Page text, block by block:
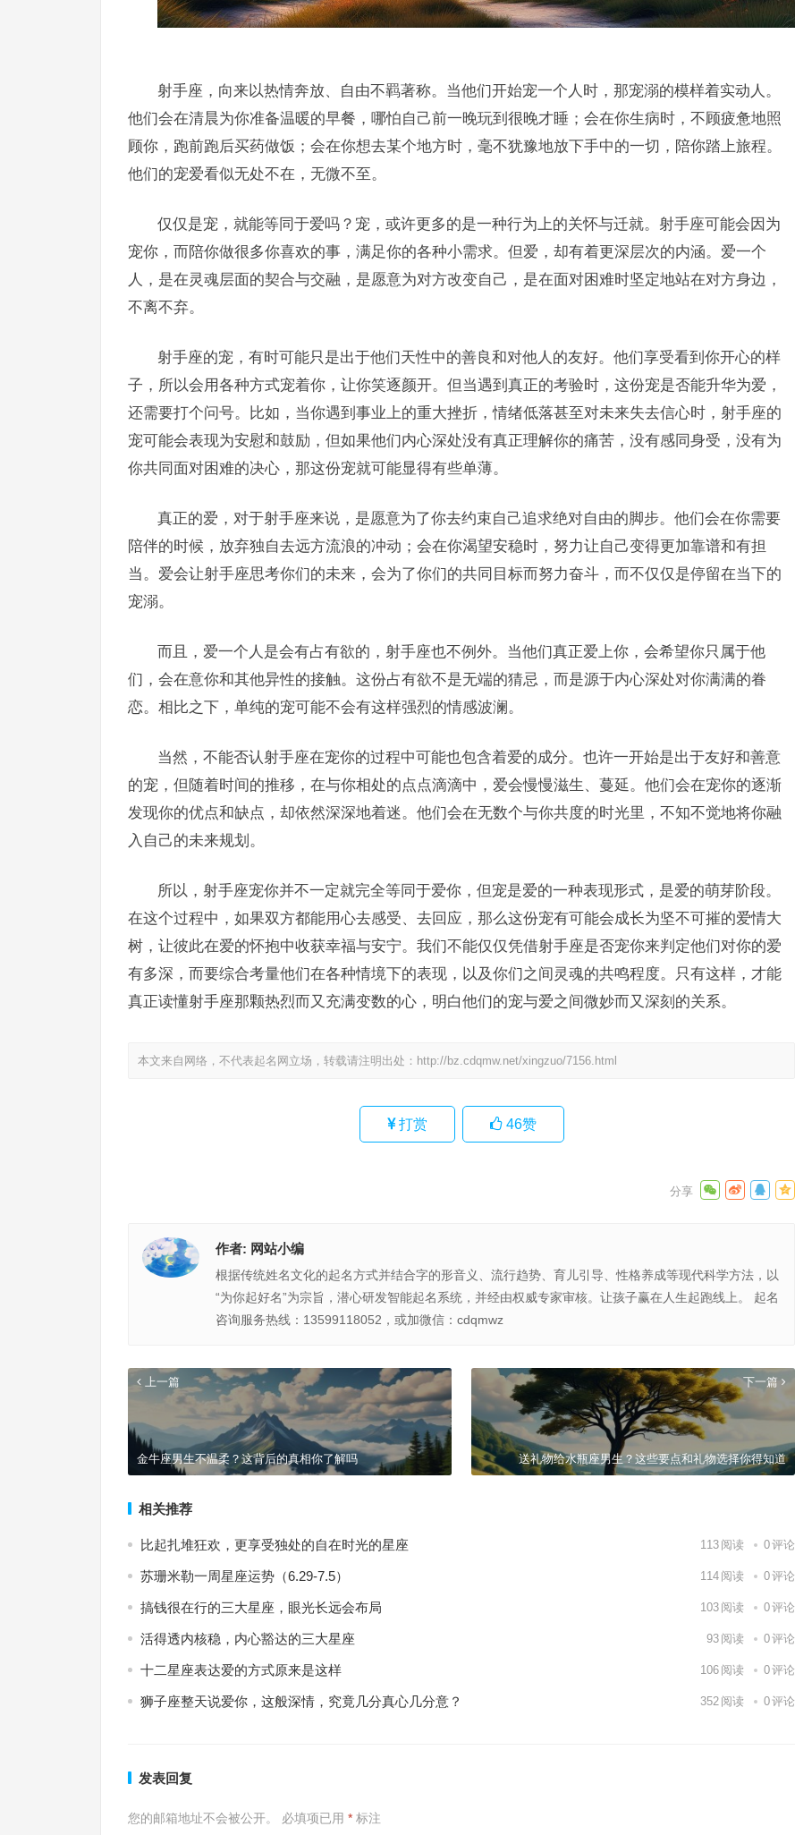
射手座，向来以热情奔放、自由不羁著称。当他们开始宠一个人时，那宠溺的模样着实动人。
他们会在清晨为你准备温暖的早餐，哪怕自己前一晚玩到很晚才睡；会在你生病时，不顾疲惫地照
顾你，跑前跑后买药做饭；会在你想去某个地方时，毫不犹豫地放下手中的一切，陪你踏上旅程。
他们的宠爱看似无处不在，无微不至。
仅仅是宠，就能等同于爱吗？宠，或许更多的是一种行为上的关怀与迁就。射手座可能会因为
宠你，而陪你做很多你喜欢的事，满足你的各种小需求。但爱，却有着更深层次的内涵。爱一个
人，是在灵魂层面的契合与交融，是愿意为对方改变自己，是在面对困难时坚定地站在对方身边，
不离不弃。
射手座的宠，有时可能只是出于他们天性中的善良和对他人的友好。他们享受看到你开心的样
子，所以会用各种方式宠着你，让你笑逐颜开。但当遇到真正的考验时，这份宠是否能升华为爱，
还需要打个问号。比如，当你遇到事业上的重大挫折，情绪低落甚至对未来失去信心时，射手座的
宠可能会表现为安慰和鼓励，但如果他们内心深处没有真正理解你的痛苦，没有感同身受，没有为
你共同面对困难的决心，那这份宠就可能显得有些单薄。
真正的爱，对于射手座来说，是愿意为了你去约束自己追求绝对自由的脚步。他们会在你需要
陪伴的时候，放弃独自去远方流浪的冲动；会在你渴望安稳时，努力让自己变得更加靠谱和有担
当。爱会让射手座思考你们的未来，会为了你们的共同目标而努力奋斗，而不仅仅是停留在当下的
宠溺。
而且，爱一个人是会有占有欲的，射手座也不例外。当他们真正爱上你，会希望你只属于他
们，会在意你和其他异性的接触。这份占有欲不是无端的猜忌，而是源于内心深处对你满满的眷
恋。相比之下，单纯的宠可能不会有这样强烈的情感波澜。
当然，不能否认射手座在宠你的过程中可能也包含着爱的成分。也许一开始是出于友好和善意
的宠，但随着时间的推移，在与你相处的点点滴滴中，爱会慢慢滋生、蔓延。他们会在宠你的逐渐
发现你的优点和缺点，却依然深深地着迷。他们会在无数个与你共度的时光里，不知不觉地将你融
入自己的未来规划。
所以，射手座宠你并不一定就完全等同于爱你，但宠是爱的一种表现形式，是爱的萌芽阶段。
在这个过程中，如果双方都能用心去感受、去回应，那么这份宠有可能会成长为坚不可摧的爱情大
树，让彼此在爱的怀抱中收获幸福与安宁。我们不能仅仅凭借射手座是否宠你来判定他们对你的爱
有多深，而要综合考量他们在各种情境下的表现，以及你们之间灵魂的共鸣程度。只有这样，才能
真正读懂射手座那颗热烈而又充满变数的心，明白他们的宠与爱之间微妙而又深刻的关系。
本文来自网络，不代表起名网立场，转载请注明出处： http://bz.cdqmw.net/xingzuo/7156.html
打赏 46赞
作者: 网站小编
根据传统姓名文化的起名方式并结合字的形音义、流行趋势、育儿引导、性格养成等现代科学方法，以
“为你起好名”为宗旨，潜心研发智能起名系统，并经由权威专家审核。让孩子赢在人生起跑线上。 起名
咨询服务热线：13599118052，或加微信：cdqmwz
上一篇
金牛座男生不温柔？这背后的真相你了解吗
下一篇
送礼物给水瓶座男生？这些要点和礼物选择你得知道
相关推荐
比起扎堆狂欢，更享受独处的自在时光的星座 113 阅读 0评论
苏珊米勒一周星座运势（6.29-7.5） 114 阅读 0评论
搞钱很在行的三大星座，眼光长远会布局 103 阅读 0评论
活得透内核稳，内心豁达的三大星座 93 阅读 0评论
十二星座表达爱的方式原来是这样 106 阅读 0评论
狮子座整天说爱你，这般深情，究竟几分真心几分意？ 352 阅读 0评论
发表回复
您的邮箱地址不会被公开。 必填项已用 * 标注